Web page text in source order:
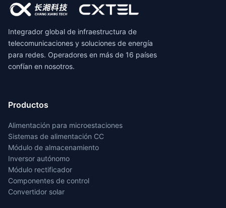
Integrador global de infraestructura de
telecomunicaciones y soluciones de energía
para redes. Operadores en más de 16 países
confían en nosotros.
Productos
Alimentación para microestaciones
Sistemas de alimentación CC
Módulo de almacenamiento
Inversor autónomo
Módulo rectificador
Componentes de control
Convertidor solar